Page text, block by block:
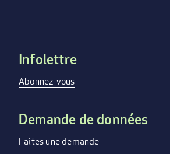
Footer
menu
Infolettre
Abonnez-vous
Demande de données
Faites une demande